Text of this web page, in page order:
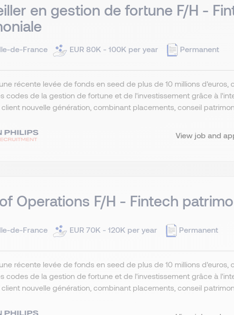
en gestion de fortune F/H -
de-France EUR 80K - 100K per year Permanent
récente levée de fonds en seed de plus de 10 millions
codes de la gestion de fortune et de l'investissement grâce à
nouvelle génération, combinant placements, conseil
View job and
Operations F/H - Fintech
de-France EUR 70K - 120K per year Permanent
récente levée de fonds en seed de plus de 10 millions
codes de la gestion de fortune et de l'investissement grâce à
nouvelle génération, combinant placements, conseil